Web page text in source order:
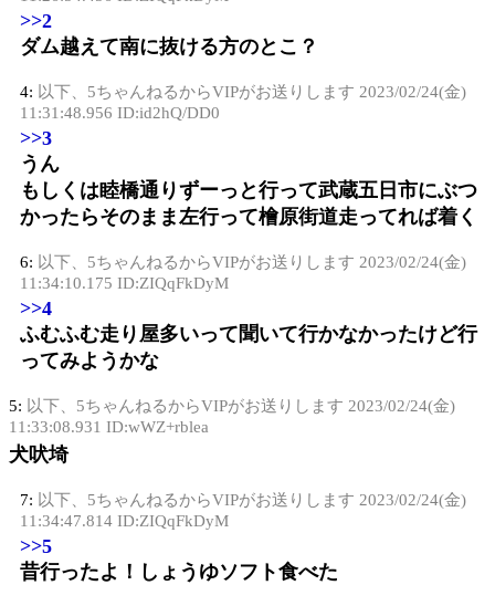
>>2
ダム越えて南に抜ける方のとこ？
4: 以下、5ちゃんねるからVIPがお送りします 2023/02/24(金)
11:31:48.956 ID:id2hQ/DD0
>>3
うん
もしくは睦橋通りずーっと行って武蔵五日市にぶつ
かったらそのまま左行って檜原街道走ってれば着く
6: 以下、5ちゃんねるからVIPがお送りします 2023/02/24(金)
11:34:10.175 ID:ZIQqFkDyM
>>4
ふむふむ走り屋多いって聞いて行かなかったけど行
ってみようかな
5: 以下、5ちゃんねるからVIPがお送りします 2023/02/24(金)
11:33:08.931 ID:wWZ+rblea
犬吠埼
7: 以下、5ちゃんねるからVIPがお送りします 2023/02/24(金)
11:34:47.814 ID:ZIQqFkDyM
>>5
昔行ったよ！しょうゆソフト食べた